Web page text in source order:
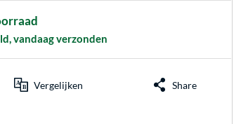
vandaag verzonden
Vergelijken Share